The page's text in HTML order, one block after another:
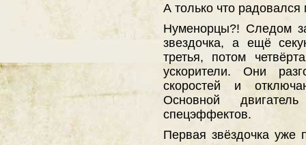
А только что
Нуменорцы?! Следом
звездочка, а ещё
третья, потом
ускорители. Они
скоростей и
Основной
спецэффектов.
Первая звёздочка уже